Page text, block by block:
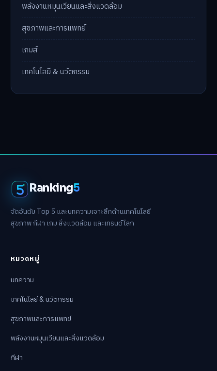
พลังงานหมุนเวียนและสิ่งแวดล้อม
สุขภาพและการแพทย์
เกมส์
เทคโนโลยี & นวัตกรรม
Ranking5
จัดอันดับ Top 5 และบทความเจาะลึกด้านเทคโนโลยี
สุขภาพ กีฬา เกม สิ่งแวดล้อม และเทรนด์โลก
หมวดหมู่
บทความ
เทคโนโลยี & นวัตกรรม
สุขภาพและการแพทย์
พลังงานหมุนเวียนและสิ่งแวดล้อม
กีฬา